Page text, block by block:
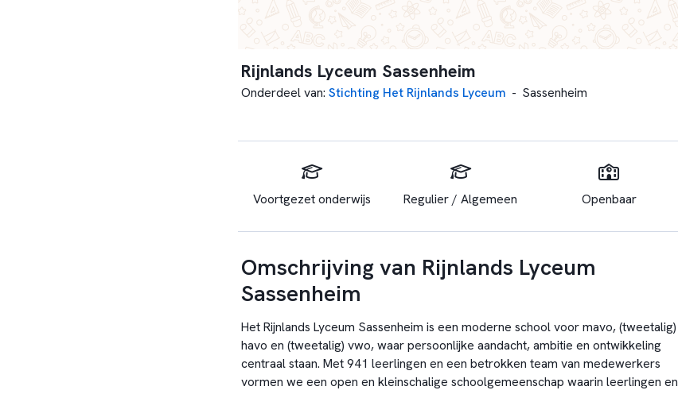
Rijnlands Lyceum Sassenheim
Onderdeel van: Stichting Het Rijnlands Lyceum - Sassenheim
Voortgezet onderwijs Regulier / Algemeen Openbaar
Omschrijving van Rijnlands Lyceum
Sassenheim
Het Rijnlands Lyceum Sassenheim is een moderne school voor mavo, (tweetalig)
havo en (tweetalig) vwo, waar persoonlijke aandacht, ambitie en ontwikkeling
centraal staan. Met 941 leerlingen en een betrokken team van medewerkers
vormen we een open en kleinschalige schoolgemeenschap waarin leerlingen en